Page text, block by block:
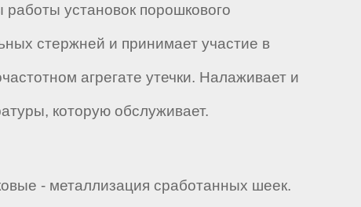
установок порошкового
стержней и принимает участие в
агрегате утечки. Налаживает и
которую обслуживает.
- металлизация сработанных шеек.